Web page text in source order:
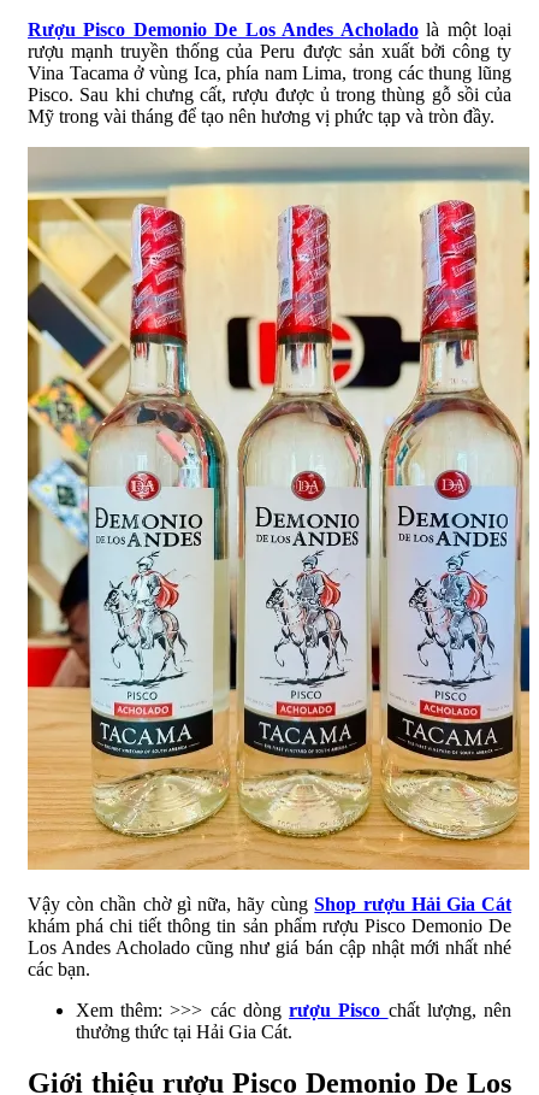
Rượu Pisco Demonio De Los Andes Acholadolà một loại
rượu mạnh truyền thống của Peru được sản xuất bởi công ty
Vina Tacama ở vùng Ica, phía nam Lima, trong các thung lũng
Pisco. Sau khi chưng cất, rượu được ủ trong thùng gỗ sồi của
Mỹ trong vài tháng để tạo nên hương vị phức tạp và tròn đầy.
Vậy còn chần chờ gì nữa, hãy cùngShop rượu Hải Gia Cát
khám phá chi tiết thông tin sản phẩm rượu Pisco Demonio De
Los Andes Acholado cũng như giá bán cập nhật mới nhất nhé
các bạn.
Xem thêm: >>> các dòngrượu Pisco chất lượng, nên
thưởng thức tại Hải Gia Cát.
Giới thiệu rượu Pisco Demonio De Los